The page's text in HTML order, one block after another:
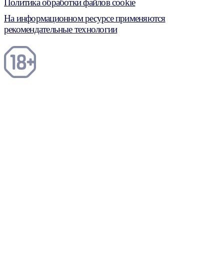
Политика обработки файлов cookie
На информационном ресурсе применяются
рекомендательные технологии